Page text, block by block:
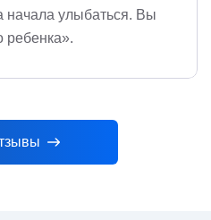
начала улыбаться. Вы
ребенка».